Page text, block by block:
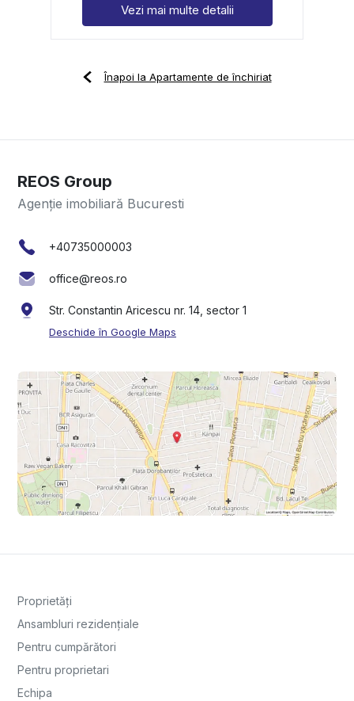
Vezi mai multe detalii
Înapoi la Apartamente de închiriat
REOS Group
Agenție imobiliară Bucuresti
+40735000003
office@reos.ro
Str. Constantin Aricescu nr. 14, sector 1
Deschide în Google Maps
Proprietăți
Ansambluri rezidențiale
Pentru cumpărători
Pentru proprietari
Echipa